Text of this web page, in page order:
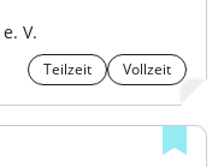
e. V.
Teilzeit Vollzeit